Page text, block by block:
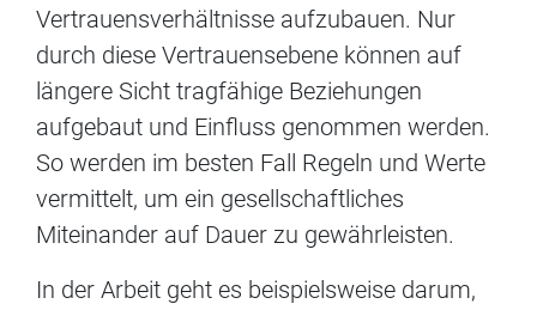
Vertrauensverhältnisse aufzubauen. Nur
durch diese Vertrauensebene können auf
längere Sicht tragfähige Beziehungen
aufgebaut und Einfluss genommen werden.
So werden im besten Fall Regeln und Werte
vermittelt, um ein gesellschaftliches
Miteinander auf Dauer zu gewährleisten.
In der Arbeit geht es beispielsweise darum,